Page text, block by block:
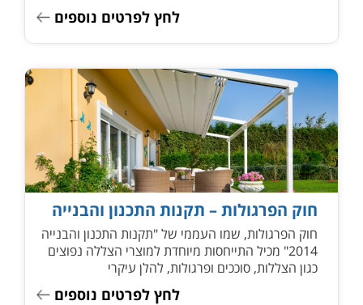
לחץ לפרטים נוספים
חוק הפרגולות – תקנות התכנון והבנייה
חוק הפרגולות, שמו העממי של "תקנות התכנון והבנייה
2014" מכיל התייחסות מיוחדת למוצרי הצללה נפוצים
כגון הצללות, סוככים ופרגולות, להלן עיקרי
לחץ לפרטים נוספים